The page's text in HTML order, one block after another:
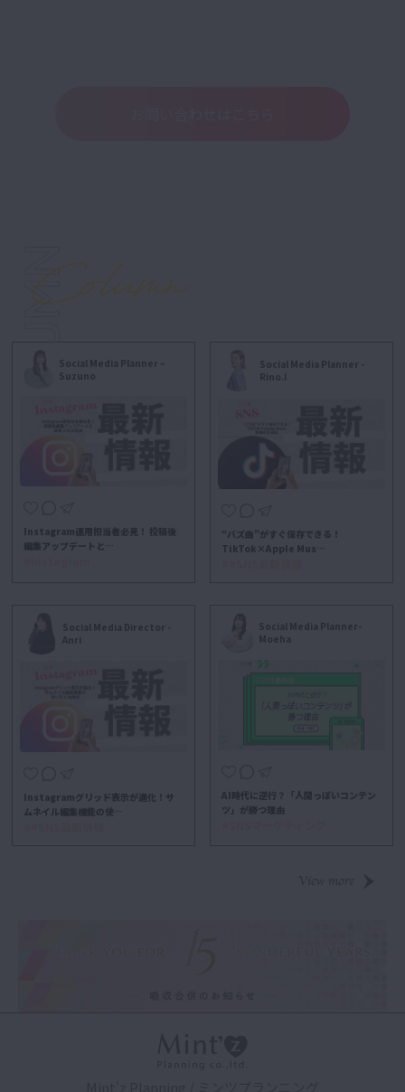
Social Media Planner –
Suzuno
Instagram運用担当者必見！ 投稿後
編集アップデートと…
Social Media Planner -
Rino.I
“バズ曲”がすぐ保存できる！
TikTok×Apple Mus…
Social Media Director -
Anri
Instagramグリッド表示が進化！サ
ムネイル編集機能の使…
Social Media Planner-
Moeha
AI時代に逆行？「人間っぽいコンテン
ツ」が勝つ理由